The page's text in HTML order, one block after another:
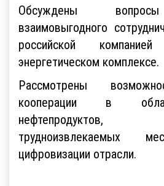
Обсуждены
взаимовыгодного
российской
энергетическом комплексе.
Рассмотрены
кооперации в
трудноизвлекаемых
цифровизации отрасли.